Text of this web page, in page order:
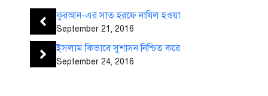
কুরআন-এর সাত হরফে নাযিল হওয়া
September 21, 2016
ইসলাম কিভাবে সুশাসন নিশ্চিত করে
September 24, 2016